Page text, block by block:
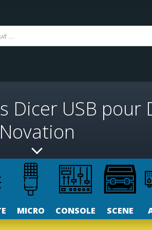
Dicer USB pour
Novation
MICRO CONSOLE SCENE